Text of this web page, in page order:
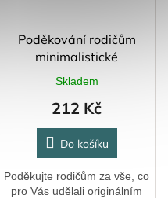
Poděkování rodičům
minimalistické
Skladem
212 Kč
Do košíku
Poděkujte rodičům za vše, co
pro Vás udělali originálním